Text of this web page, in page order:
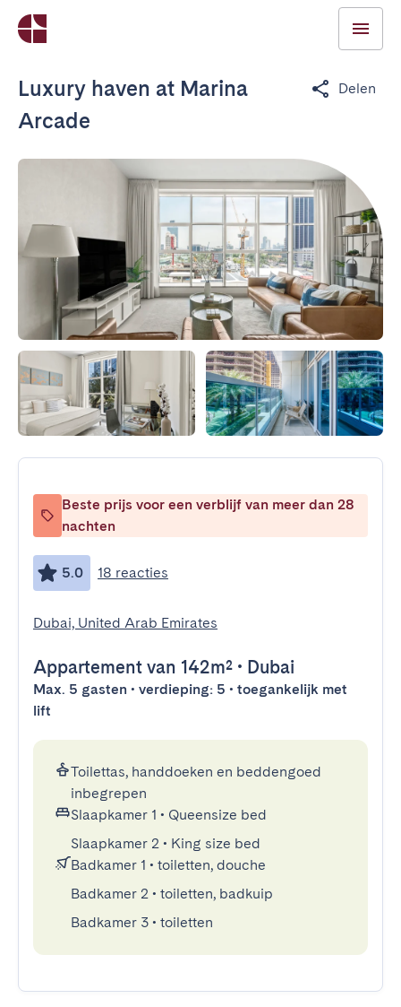
Luxury haven at Marina
Arcade
Delen
Beste prijs voor een verblijf van meer dan 28
nachten
5.0 18 reacties
Dubai, United Arab Emirates
Appartement van 142m² • Dubai
Max. 5 gasten • verdieping: 5 • toegankelijk met
lift
Toilettas, handdoeken en beddengoed
inbegrepen
Slaapkamer 1 • Queensize bed
Slaapkamer 2 • King size bed
Badkamer 1 • toiletten, douche
Badkamer 2 • toiletten, badkuip
Badkamer 3 • toiletten